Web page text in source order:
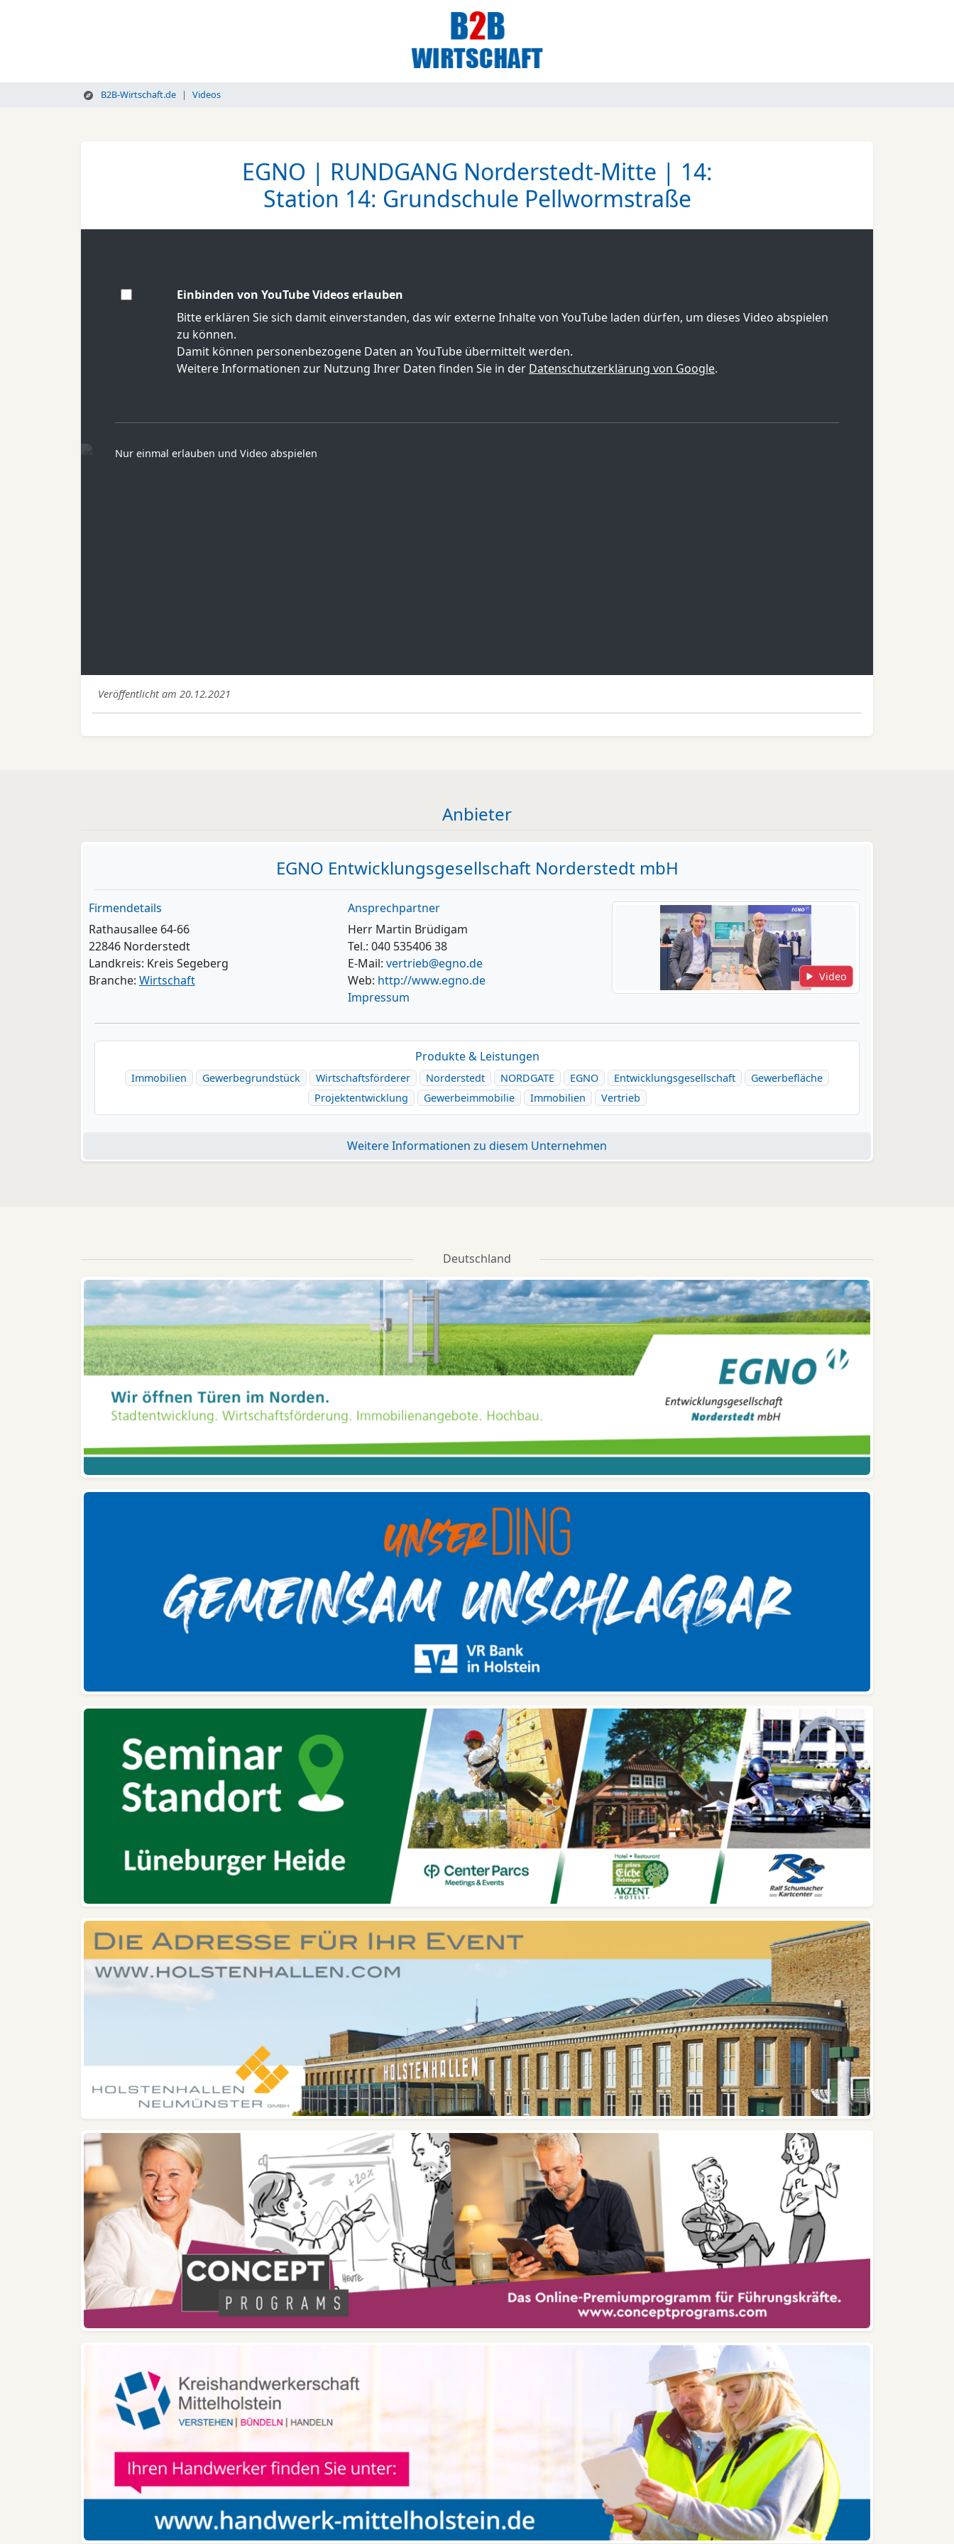
B2B-Wirtschaft.de Videos
EGNO | RUNDGANG Norderstedt-Mitte | 14:
Station 14: Grundschule Pellwormstraße
Einbinden von YouTube Videos erlauben
Bitte erklären Sie sich damit einverstanden, das wir externe Inhalte von YouTube laden dürfen, um dieses Video abspielen
zu können.
Damit können personenbezogene Daten an YouTube übermittelt werden.
Weitere Informationen zur Nutzung Ihrer Daten finden Sie in der Datenschutzerklärung von Google.
Nur einmal erlauben und Video abspielen
Veröffentlicht am 20.12.2021
Anbieter
EGNO Entwicklungsgesellschaft Norderstedt mbH
Firmendetails
Rathausallee 64-66
22846 Norderstedt
Landkreis: Kreis Segeberg
Branche: Wirtschaft
Ansprechpartner
Herr Martin Brüdigam
Tel.: 040 535406 38
E-Mail: vertrieb@egno.de
Web: http://www.egno.de
Impressum
Video
Produkte & Leistungen
Immobilien Gewerbegrundstück Wirtschaftsförderer Norderstedt NORDGATE EGNO Entwicklungsgesellschaft
Gewerbefläche
Projektentwicklung
Gewerbeimmobilie Immobilien Vertrieb
Weitere Informationen zu diesem Unternehmen
Deutschland